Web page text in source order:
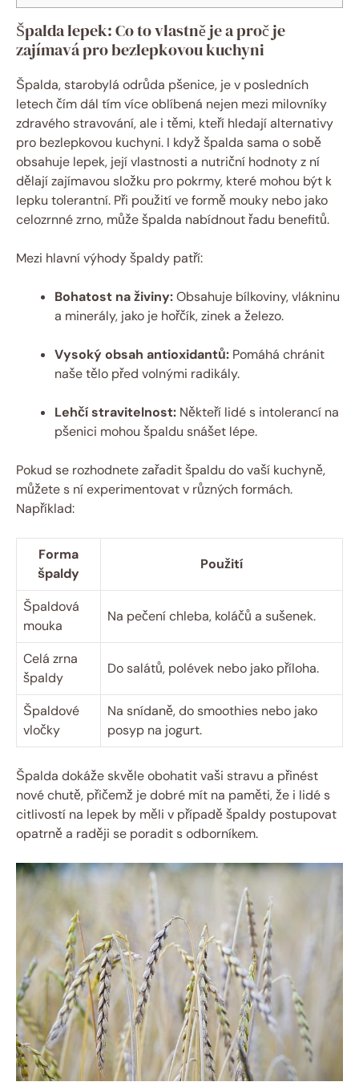
Špalda lepek: Co to ⁣vlastně ‍je a proč je
zajímavá pro⁢ bezlepkovou ⁤kuchyni
Špalda, starobylá ⁤odrůda pšenice, je v posledních‌
letech‌ čím dál tím více oblíbená nejen mezi milovníky‌
zdravého stravování, ale i těmi, kteří hledají alternativy
pro⁢ bezlepkovou kuchyni. I když špalda⁣ sama o​ sobě
obsahuje lepek, její‌ vlastnosti ⁤a nutriční hodnoty ⁤z ‍ní
dělají ⁣zajímavou složku pro pokrmy,‌ které mohou ⁤být k
lepku tolerantní. ​Při použití ⁢ve formě mouky nebo‍ jako
celozrnné zrno,​ může špalda‌ nabídnout‌ řadu benefitů.
Mezi hlavní výhody špaldy⁤ patří:
Bohatost na živiny:Obsahuje bílkoviny,​ vlákninu⁢
a‌ minerály, jako je hořčík, zinek a‌ železo.
Vysoký obsah​ antioxidantů: Pomáhá chránit
naše tělo před volnými radikály.
Lehčí stravitelnost: Někteří lidé s intolerancí ⁤na
pšenici mohou špaldu snášet lépe.
Pokud se rozhodnete zařadit špaldu do vaší kuchyně,
můžete⁤ s ní experimentovat v různých formách.
Například:
Forma
⁢špaldy
Použití
Špaldová
mouka
Na pečení chleba, koláčů a sušenek.
Celá zrna
špaldy
Do⁢ salátů, polévek​ nebo jako příloha.
Špaldové
vločky
Na snídaně, ⁢do smoothies nebo jako
posyp na jogurt.
Špalda dokáže skvěle obohatit vaši ⁣stravu a‍ přinést
nové chutě, přičemž‌ je dobré‍ mít ‌na ‌paměti, ⁢že i ‌lidé s
citlivostí na‍ lepek by měli v případě špaldy postupovat
opatrně a raději se poradit s odborníkem.